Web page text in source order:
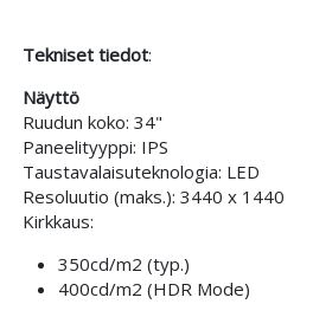
Tekniset tiedot:
Näyttö
Ruudun koko: 34"
Paneelityyppi: IPS
Taustavalaisuteknologia: LED
Resoluutio (maks.): 3440 x 1440
Kirkkaus:
350cd/m2 (typ.)
400cd/m2 (HDR Mode)